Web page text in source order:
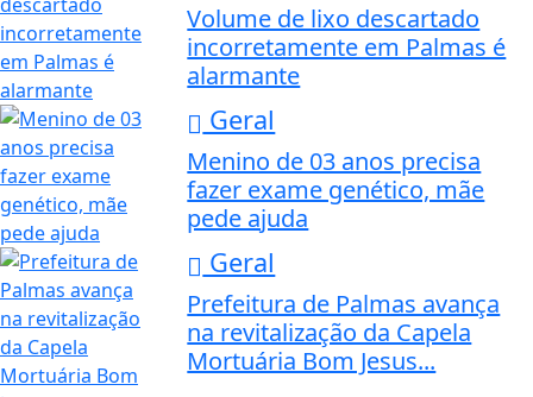
Volume de lixo descartado
incorretamente em Palmas é
alarmante
Geral
Menino de 03 anos precisa
fazer exame genético, mãe
pede ajuda
Geral
Prefeitura de Palmas avança
na revitalização da Capela
Mortuária Bom Jesus...